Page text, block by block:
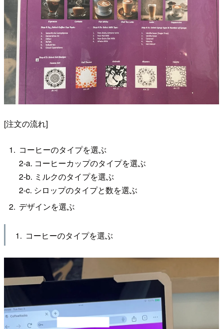
[注文の流れ]
コーヒーのタイプを選ぶ
2-a. コーヒーカップのタイプを選ぶ
2-b. ミルクのタイプを選ぶ
2-c. シロップのタイプと数を選ぶ
デザインを選ぶ
コーヒーのタイプを選ぶ